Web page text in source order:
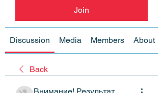
Join
Discussion Media Members About
Back